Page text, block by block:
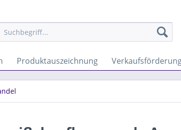
Produktauszeichnung